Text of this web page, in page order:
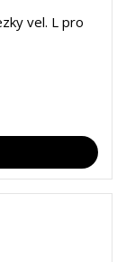
vel. L pro